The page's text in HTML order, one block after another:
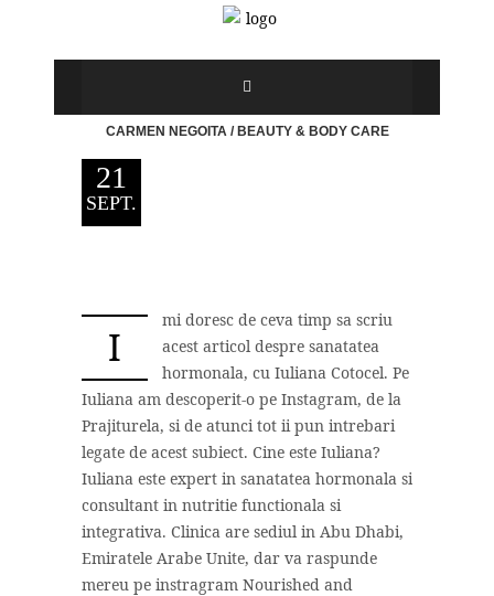
CARMEN NEGOITA /BEAUTY & BODY CARE
21
SEPT.
I
mi doresc de ceva timp sa scriu
acest articol despre sanatatea
hormonala, cu Iuliana Cotocel. Pe
Iuliana am descoperit-o pe Instagram, de la
Prajiturela, si de atunci tot ii pun intrebari
legate de acest subiect. Cine este Iuliana?
Iuliana este expert in sanatatea hormonala si
consultant in nutritie functionala si
integrativa. Clinica are sediul in Abu Dhabi,
Emiratele Arabe Unite, dar va raspunde
mereu pe instragram Nourished and